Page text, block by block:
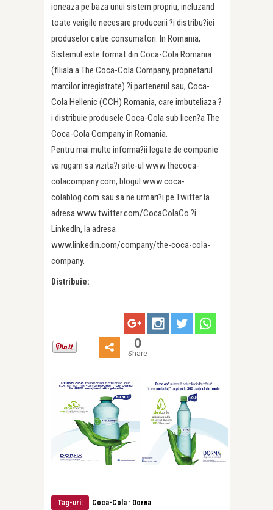
ioneaza pe baza unui sistem propriu, incluzand
toate verigile necesare producerii ?i distribu?iei
produselor catre consumatori. In Romania,
Sistemul este format din Coca-Cola Romania
(filiala a The Coca-Cola Company, proprietarul
marcilor inregistrate) ?i partenerul sau, Coca-
Cola Hellenic (CCH) Romania, care imbuteliaza ?
i distribuie produsele Coca-Cola sub licen?a The
Coca-Cola Company in Romania.
Pentru mai multe informa?ii legate de companie
va rugam sa vizita?i site-ul www.thecoca-
colacompany.com, blogul www.coca-
colablog.com sau sa ne urmari?i pe Twitter la
adresa www.twitter.com/CocaColaCo ?i
LinkedIn, la adresa
www.linkedin.com/company/the-coca-cola-
company.
Distribuie:
0
Share
Tag-uri: Coca-Cola · Dorna